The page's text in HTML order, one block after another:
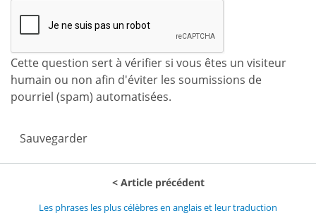
Cette question sert à vérifier si vous êtes un visiteur
humain ou non afin d'éviter les soumissions de
pourriel (spam) automatisées.
Sauvegarder
Article précédent
Les phrases les plus célèbres en anglais et leur traduction